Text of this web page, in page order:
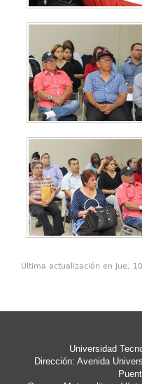
Última actualización en Jue,
Universidad
Dirección: Avenida